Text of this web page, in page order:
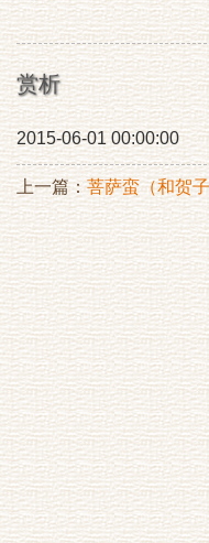
赏析
2015-06-01 00:00:00
上一篇：菩萨蛮（和贺子
忱）